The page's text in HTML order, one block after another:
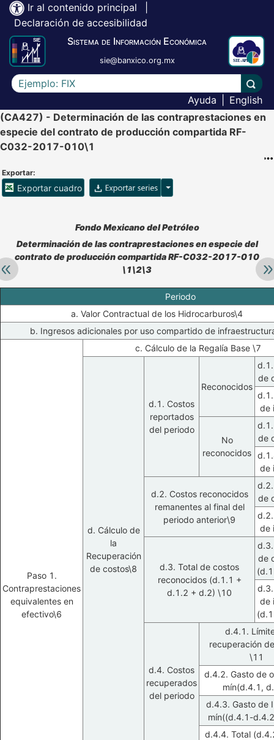
Ir al contenido principal
Declaración de accesibilidad
Sistema de Información Económica
sie@banxico.org.mx
Escriba el texto a buscar
Ayuda
English
(CA427) - Determinación de las contraprestaciones en
especie del contrato de producción compartida RF-
C032-2017-010\1
Exportar:
Exportar cuadro Opciones para exportar
Retroceder:
Accesibilidad de Cuadros Analíticos, al exportar el cuadro
Fondo Mexicano del Petróleo
Determinación de las contraprestaciones en especie del
contrato de producción compartida RF-C032-2017-010
\1\2\3
Periodo
a. Valor Contractual de los Hidrocarburos\4
b. Ingresos adicionales por uso compartido de
Paso 1.
Contraprestaciones
equivalentes en
efectivo\6
c. Cálculo de la Regalía Base \7
d. Cálculo de
la
Recuperación
de costos\8
d.1. Costos
reportados
del periodo
Reconocidos
de
de
No
reconocidos
de
de
d.2. Costos reconocidos
remanentes al final del
periodo anterior\9
de
de
d.3. Total de costos
reconocidos (d.1.1 +
d.1.2 + d.2) \10
de
de
d.4. Costos
recuperados
del periodo
d.4.1.
recuperación
\11
d.4.2. Gasto de
mín(d.4.1,
d.4.3. Gasto de
mín((d.4.1-
d.4.4. Total